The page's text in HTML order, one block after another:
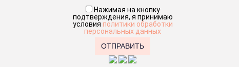
Нажимая на кнопку
подтверждения, я принимаю
условия политики обработки
персональных данных